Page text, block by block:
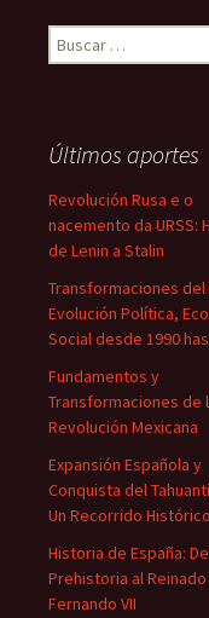
Buscar:
Últimos aportes
Revolución Rusa e o
nacemento da URSS:
de Lenin a Stalin
Transformaciones del
Evolución Política,
Social desde 1990
Fundamentos y
Transformaciones de
Revolución Mexicana
Expansión Española y
Conquista del
Un Recorrido Histórico
Historia de España:
Prehistoria al
Fernando VII